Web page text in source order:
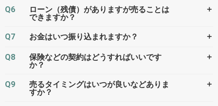
Q6
ローン（残債）がありますが売ることは
できますか？
＋
Q7 お金はいつ振り込まれますか？ ＋
Q8
保険などの契約はどうすればいいです
か？
＋
Q9
売るタイミングはいつが良いなどありま
すか？
＋